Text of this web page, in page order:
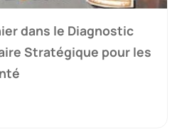
dans le Diagnostic
Stratégique pour les